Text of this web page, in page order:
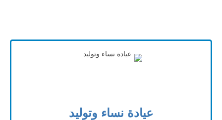
عيادة نساء وتوليد